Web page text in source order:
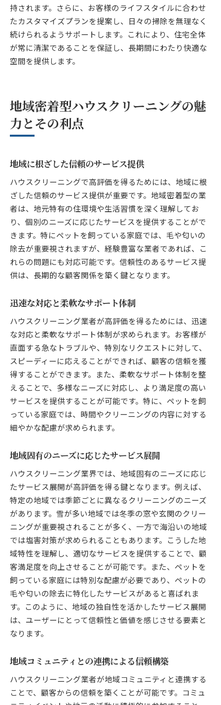
持されます。さらに、お客様のライフスタイルに合わせ
たカスタマイズプランを提案し、日々の掃除を無理なく
続けられるようサポートします。これにより、住宅全体
が常に清潔であることを保証し、長期間にわたり快適な
空間を提供します。
地域密着型ハウスクリーニングの魅
力とその利点
地域に根ざした信頼のサービス提供
ハウスクリーニングで高評価を得るためには、地域に根
ざした信頼のサービス提供が重要です。地域密着型の業
者は、地元特有の住環境や生活習慣を深く理解してお
り、個別のニーズに応じたサービスを提供することがで
きます。特にペットを飼っている家庭では、毛や匂いの
除去が重要視されますが、経験豊富な業者であれば、こ
れらの問題にも対応可能です。信頼性のあるサービス提
供は、長期的な顧客関係を築く鍵となります。
迅速な対応と柔軟なサポート体制
ハウスクリーニング業者が高評価を得るためには、迅速
な対応と柔軟なサポート体制が求められます。お客様が
直面する急なトラブルや、特別なリクエストに対して、
スピーディーに応えることができれば、顧客の信頼を獲
得することができます。また、柔軟なサポート体制を整
えることで、多様なニーズに対応し、より満足度の高い
サービスを提供することが可能です。特に、ペットを飼
っている家庭では、時間やクリーニングの内容に対する
細やかな配慮が求められます。
地域固有のニーズに応じたサービス展開
ハウスクリーニング業界では、地域固有のニーズに応じ
たサービス展開が高評価を得る鍵となります。例えば、
特定の地域では季節ごとに異なるクリーニングのニーズ
があります。雪が多い地域では冬季の窓や玄関のクリー
ニングが重要視されることが多く、一方で海沿いの地域
では塩害対策が求められることもあります。こうした地
域特性を理解し、適切なサービスを提供することで、顧
客満足度を向上させることが可能です。また、ペットを
飼っている家庭には特別な配慮が必要であり、ペットの
毛や匂いの除去に特化したサービスがあると喜ばれま
す。このように、地域の独自性を活かしたサービス展開
は、ユーザーにとって信頼性と価値を感じさせる要素と
なります。
地域コミュニティとの連携による信頼構築
ハウスクリーニング業者が地域コミュニティと連携する
ことで、顧客からの信頼を築くことが可能です。コミュ